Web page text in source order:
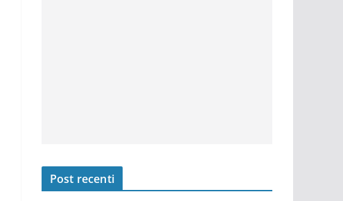
Post recenti